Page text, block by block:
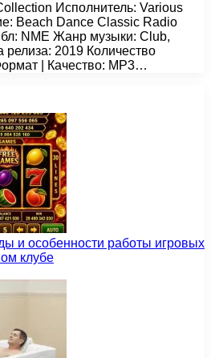
Исполнитель: Various
Beach Dance Classic Radio
NME Жанр музыки: Club,
релиза: 2019 Количество
| Качество: MP3…
и особенности работы игровых
клубе